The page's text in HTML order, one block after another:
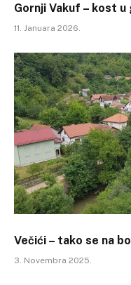
Gornji Vakuf – kost
11. Januara 2026.
Večići – tako se na
3. Novembra 2025.